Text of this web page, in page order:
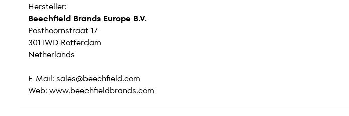
Hersteller:
Beechfield Brands Europe B.V.
Posthoornstraat 17
301 IWD Rotterdam
Netherlands
E-Mail: sales@beechfield.com
Web: www.beechfieldbrands.com